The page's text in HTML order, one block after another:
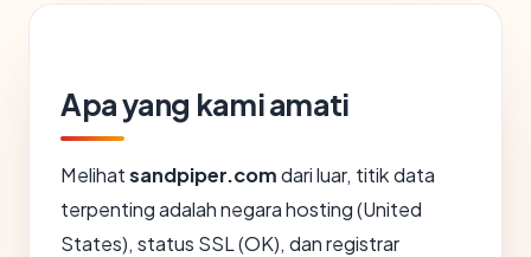
Apa yang kami amati
Melihatsandpiper.comdari luar, titik data
terpenting adalah negara hosting (United
States), status SSL (OK), dan registrar